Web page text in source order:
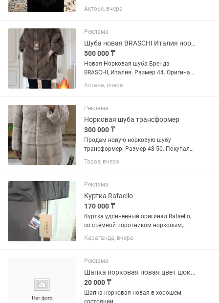
Актобе, вчера
Реклама
Шуба новая BRASCHI Италия норковая
500 000 ₸
Новая Норковая шуба Бренда
BRASCHI, Италия. Размер 44. Оригинал.
Отличный вариант как подарок на
Құдалық, Юбилей или другой праздник.
плечики, все этикетки на месте,...
Астана, вчера
Реклама
Норковая шуба трансформер
300 000 ₸
Продам новую норковую шубу
трансформер. Размер 48-50. Покупали
в Москве. Мне не подошел размер,
поэтому пришлось выставить на
Тараз, вчера
Реклама
Куртка Rafaello
170 000 ₸
Куртка удлинённый оригинал Rafaello,
со съёмной воротником норковым,
натуральным утеплителя, на карманах
вставки питона, производство Турция
Караганда, вчера
Реклама
Шапка норковая новая цвет шоколадный
20 000 ₸
Шапка норковая новая в хорошем
состоянии